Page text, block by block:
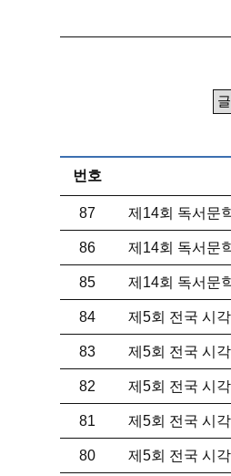
번호
87 제14회 독서문
86 제14회 독서문
85 제14회 독서문
84 제5회 전국 시
83 제5회 전국 시
82 제5회 전국 시
81 제5회 전국 시
80 제5회 전국 시